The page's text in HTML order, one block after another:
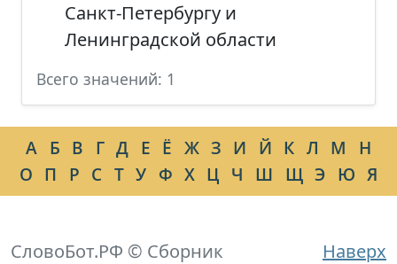
Санкт-Петербургу и
Ленинградской области
Всего значений: 1
А Б В Г Д Е Ё Ж З И Й К Л М
Н
О П Р С Т У Ф Х Ц Ч Ш Щ Э Ю Я
Наверх
СловоБот.РФ © Сборник